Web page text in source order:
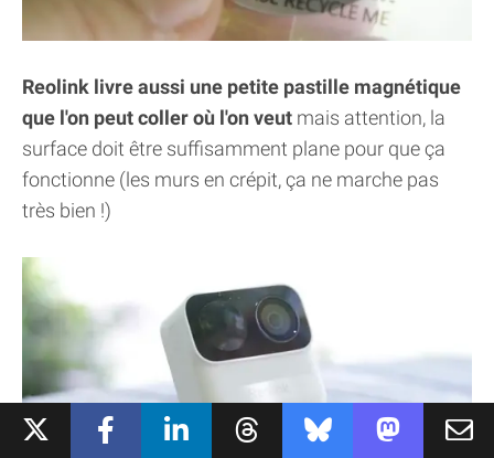
Reolink livre aussi une petite pastille magnétique
que l'on peut coller où l'on veut mais attention, la
surface doit être suffisamment plane pour que ça
fonctionne (les murs en crépit, ça ne marche pas
très bien !)